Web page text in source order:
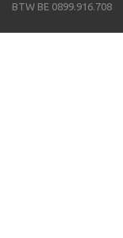
BTW BE 0899.916.708